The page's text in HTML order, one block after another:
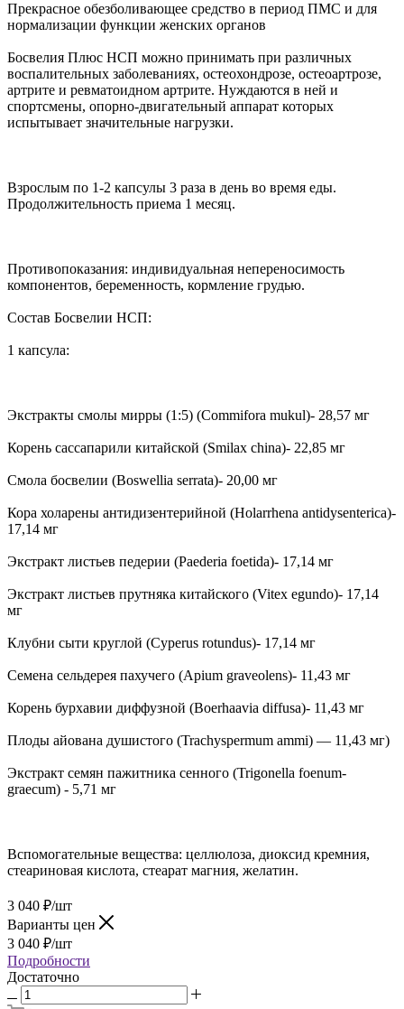
Прекрасное обезболивающее средство в период ПМС и для
нормализации функции женских органов
Босвелия Плюс НСП можно принимать при различных
воспалительных заболеваниях, остеохондрозе, остеоартрозе,
артрите и ревматоидном артрите. Нуждаются в ней и
спортсмены, опорно-двигательный аппарат которых
испытывает значительные нагрузки.
Взрослым по 1-2 капсулы 3 раза в день во время еды.
Продолжительность приема 1 месяц.
Противопоказания: индивидуальная непереносимость
компонентов, беременность, кормление грудью.
Состав Босвелии НСП:
1 капсула:
Экстракты смолы мирры (1:5) (Commifora mukul)- 28,57 мг
Корень сассапарили китайской (Smilax china)- 22,85 мг
Смола босвелии (Boswellia serrata)- 20,00 мг
Кора холарены антидизентерийной (Holarrhena antidysenterica)-
17,14 мг
Экстракт листьев педерии (Paederia foetida)- 17,14 мг
Экстракт листьев прутняка китайского (Vitex egundo)- 17,14
мг
Клубни сыти круглой (Cyperus rotundus)- 17,14 мг
Семена сельдерея пахучего (Apium graveolens)- 11,43 мг
Корень бурхавии диффузной (Boerhaavia diffusa)- 11,43 мг
Плоды айована душистого (Trachyspermum ammi) — 11,43 мг)
Экстракт семян пажитника сенного (Trigonella foenum-
graecum) - 5,71 мг
Вспомогательные вещества: целлюлоза, диоксид кремния,
стеариновая кислота, стеарат магния, желатин.
3 040 ₽/шт
Варианты цен
3 040 ₽/шт
Подробности
Достаточно